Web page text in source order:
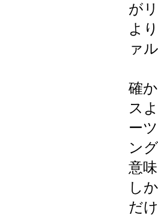
が
よ
ァ
確
ス
ー
ン
意
し
だ